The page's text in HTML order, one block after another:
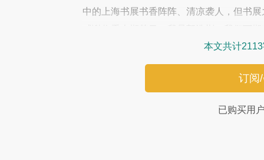
中的上海书展书香阵阵、清凉袭人，但书
本文共计
订阅
已购买用